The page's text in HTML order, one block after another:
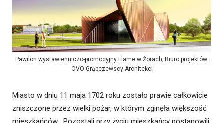
Pawilon wystawienniczo-promocyjny Flame w Żorach; Biuro projektów:
OVO Grąbczewscy Architekci
Miasto w dniu 11 maja 1702 roku zostało prawie całkowicie
zniszczone przez wielki pożar, w którym zginęła większość
mieszkańców . Pozostali przy życiu mieszkańcy postanowili